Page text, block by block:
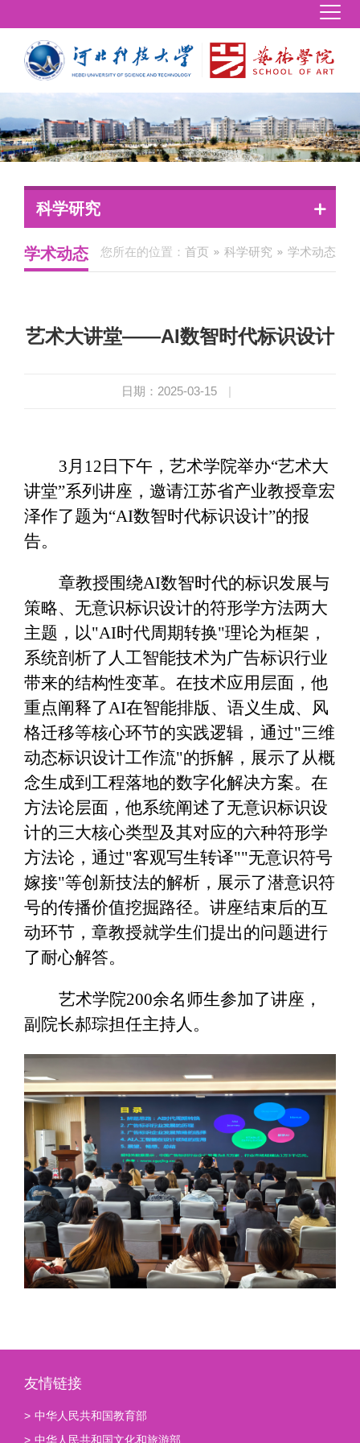
科学研究
您所在的位置： 首页 科学研究 学术动态
学术动态
艺术大讲堂——AI数智时代标识设计
日期：2025-03-15 |
3月12日下午，艺术学院举办“艺术大
讲堂”系列讲座，邀请江苏省产业教授章宏
泽作了题为“AI数智时代标识设计”的报
告。
章教授围绕AI数智时代的标识发展与
策略、无意识标识设计的符形学方法两大
主题，以"AI时代周期转换"理论为框架，
系统剖析了人工智能技术为广告标识行业
带来的结构性变革。在技术应用层面，他
重点阐释了AI在智能排版、语义生成、风
格迁移等核心环节的实践逻辑，通过"三维
动态标识设计工作流"的拆解，展示了从概
念生成到工程落地的数字化解决方案。在
方法论层面，他系统阐述了无意识标识设
计的三大核心类型及其对应的六种符形学
方法论，通过"客观写生转译""无意识符号
嫁接"等创新技法的解析，展示了潜意识符
号的传播价值挖掘路径。讲座结束后的互
动环节，章教授就学生们提出的问题进行
了耐心解答。
艺术学院200余名师生参加了讲座，
副院长郝琮担任主持人。
友情链接
> 中华人民共和国教育部
> 中华人民共和国文化和旅游部